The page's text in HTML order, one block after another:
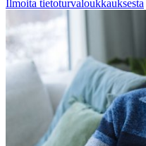
Ilmoita tietoturvaloukkauksesta